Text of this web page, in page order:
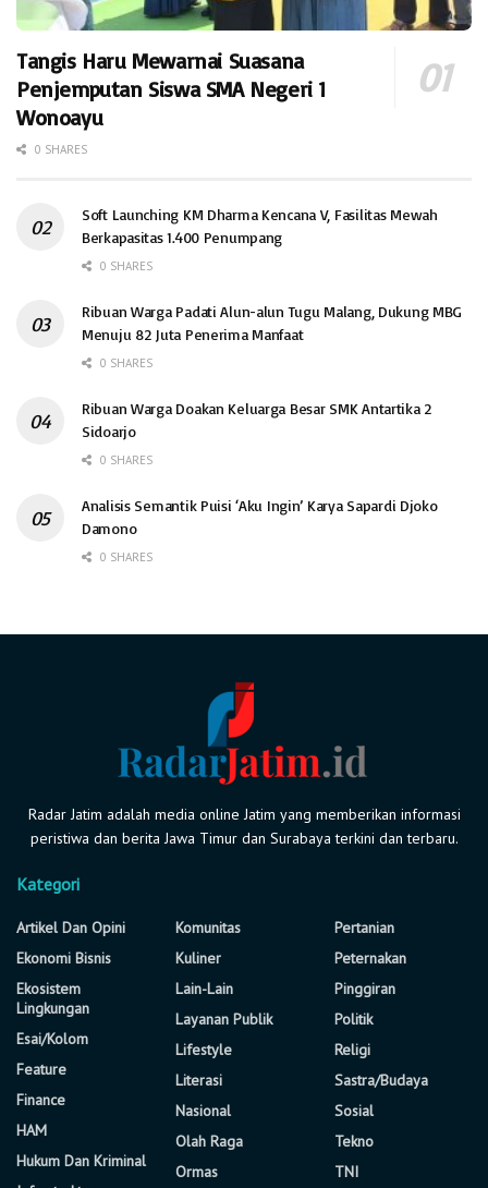
Tangis Haru Mewarnai Suasana
Penjemputan Siswa SMA Negeri 1
Wonoayu
0 SHARES
Soft Launching KM Dharma Kencana V, Fasilitas Mewah
Berkapasitas 1.400 Penumpang
0 SHARES
Ribuan Warga Padati Alun-alun Tugu Malang, Dukung MBG
Menuju 82 Juta Penerima Manfaat
0 SHARES
Ribuan Warga Doakan Keluarga Besar SMK Antartika 2
Sidoarjo
0 SHARES
Analisis Semantik Puisi ‘Aku Ingin’ Karya Sapardi Djoko
Damono
0 SHARES
Radar Jatim adalah media online Jatim yang memberikan informasi
peristiwa dan berita Jawa Timur dan Surabaya terkini dan terbaru.
Kategori
Artikel Dan Opini
Ekonomi Bisnis
Ekosistem
Lingkungan
Esai/Kolom
Feature
Finance
HAM
Hukum Dan Kriminal
Komunitas
Kuliner
Lain-Lain
Layanan Publik
Lifestyle
Literasi
Nasional
Olah Raga
Ormas
Pertanian
Peternakan
Pinggiran
Politik
Religi
Sastra/Budaya
Sosial
Tekno
TNI